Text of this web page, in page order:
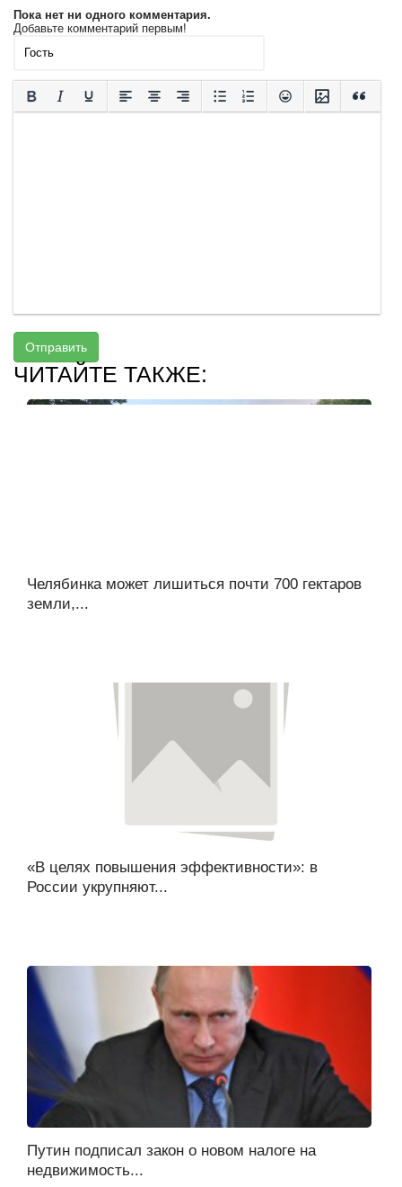
Пока нет ни одного комментария.
Добавьте комментарий первым!
Отправить
ЧИТАЙТЕ ТАКЖЕ:
Челябинка может лишиться почти 700 гектаров
земли,...
«В целях повышения эффективности»: в
России укрупняют...
Путин подписал закон о новом налоге на
недвижимость...